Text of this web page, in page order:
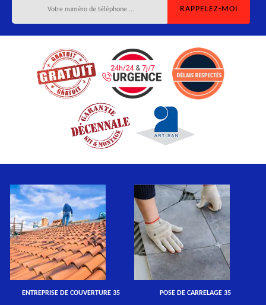
ENTREPRISE DE COUVERTURE 35 POSE DE CARRELAGE 35